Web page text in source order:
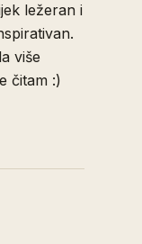
ležeran i
više
čitam :)